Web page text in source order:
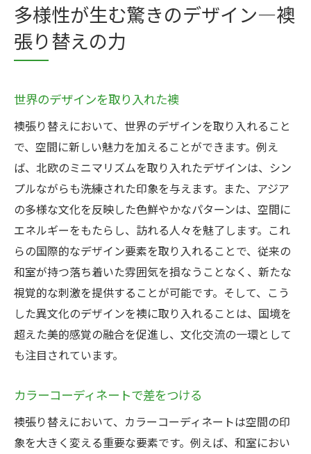
多様性が生む驚きのデザイン—襖
張り替えの力
世界のデザインを取り入れた襖
襖張り替えにおいて、世界のデザインを取り入れること
で、空間に新しい魅力を加えることができます。例え
ば、北欧のミニマリズムを取り入れたデザインは、シン
プルながらも洗練された印象を与えます。また、アジア
の多様な文化を反映した色鮮やかなパターンは、空間に
エネルギーをもたらし、訪れる人々を魅了します。これ
らの国際的なデザイン要素を取り入れることで、従来の
和室が持つ落ち着いた雰囲気を損なうことなく、新たな
視覚的な刺激を提供することが可能です。そして、こう
した異文化のデザインを襖に取り入れることは、国境を
超えた美的感覚の融合を促進し、文化交流の一環として
も注目されています。
カラーコーディネートで差をつける
襖張り替えにおいて、カラーコーディネートは空間の印
象を大きく変える重要な要素です。例えば、和室におい